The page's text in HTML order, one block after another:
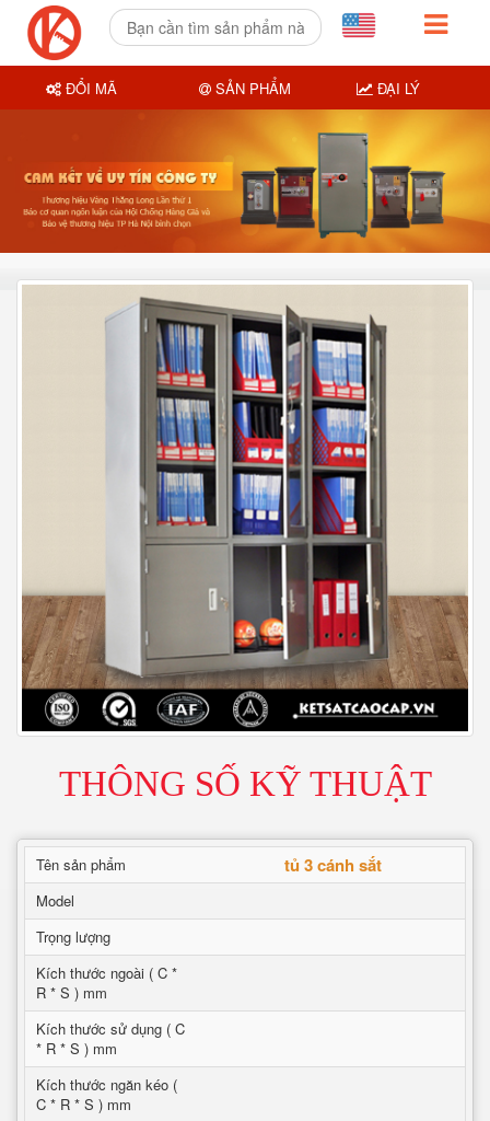
THÔNG SỐ KỸ THUẬT
Tên sản phẩm tủ 3 cánh sắt
Model
Trọng lượng
Kích thước ngoài ( C *
R * S ) mm
Kích thước sử dụng ( C
* R * S ) mm
Kích thước ngăn kéo (
C * R * S ) mm
ĐỔI MÃ SẢN PHẨM ĐẠI LÝ